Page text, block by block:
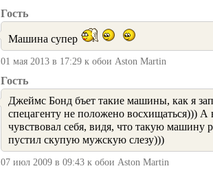
Гость
Машина супер
01 мая 2013 в 17:29 к обои Aston Martin
Гость
Джеймс Бонд бъет такие машины, как я
спецагенту не положено восхищаться))) А
чувствовал себя, видя, что такую
пустил скупую мужскую слезу)))
07 июл 2009 в 09:43 к обои Aston Martin